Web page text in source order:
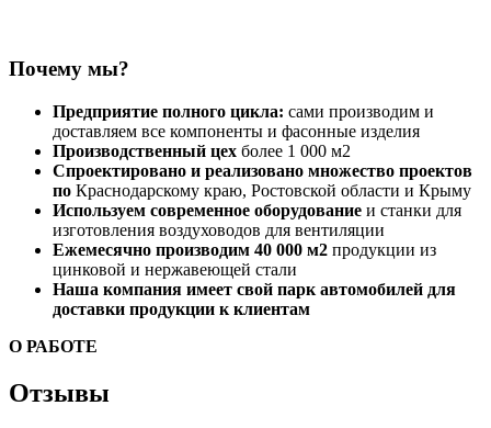
Почему мы?
Предприятие полного цикла: сами производим и
доставляем все компоненты и фасонные изделия
Производственный цех более 1 000 м2
Спроектировано и реализовано множество проектов
по Краснодарскому краю, Ростовской области и Крыму
Используем современное оборудование и станки для
изготовления воздуховодов для вентиляции
Ежемесячно производим 40 000 м2 продукции из
цинковой и нержавеющей стали
Наша компания имеет свой парк автомобилей для
доставки продукции к клиентам
О РАБОТЕ
Отзывы